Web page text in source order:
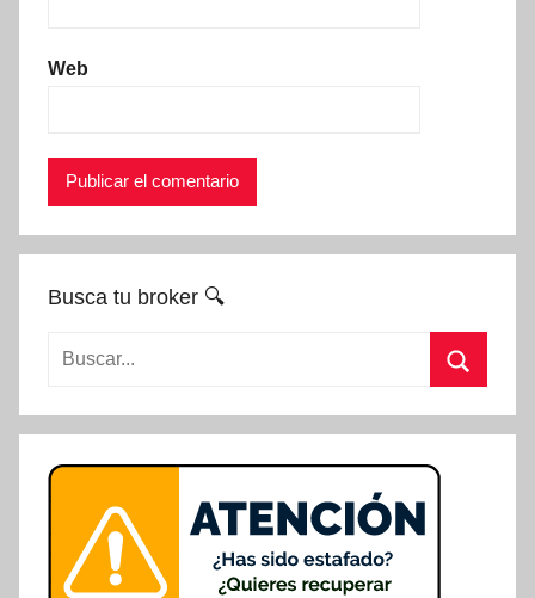
Web
Busca tu broker 🔍
Buscar: